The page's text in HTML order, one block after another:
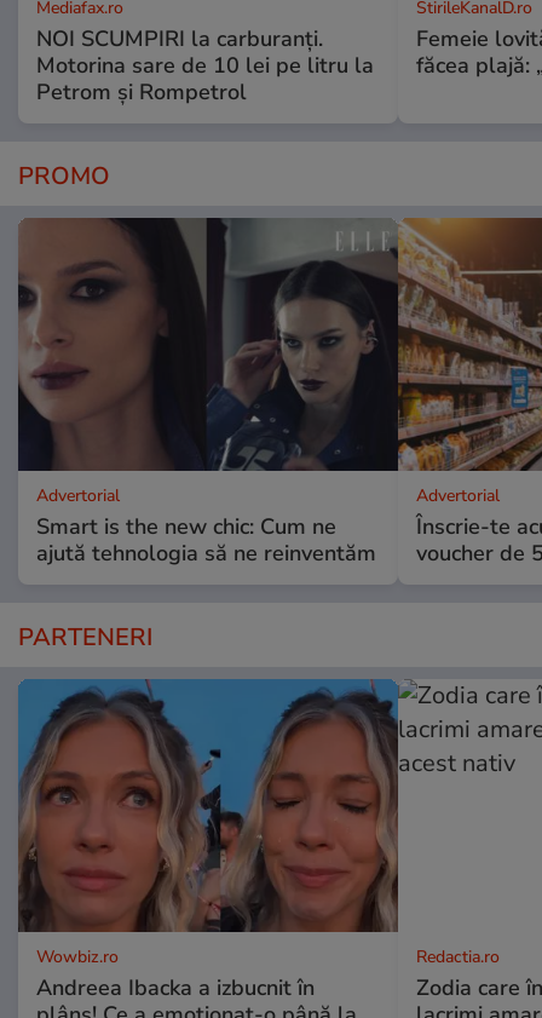
Mediafax.ro
NOI SCUMPIRI la carburanți.
Motorina sare de 10 lei pe litru la
Petrom și Rompetrol
StirileKanalD.ro
Femeie
făcea plajă:
PROMO
Advertorial
Smart is the new chic: Cum ne
ajută tehnologia să ne reinventăm
Advertorial
Înscrie-te
voucher de
PARTENERI
Wowbiz.ro
Andreea Ibacka a izbucnit în
Redactia.ro
Zodia care